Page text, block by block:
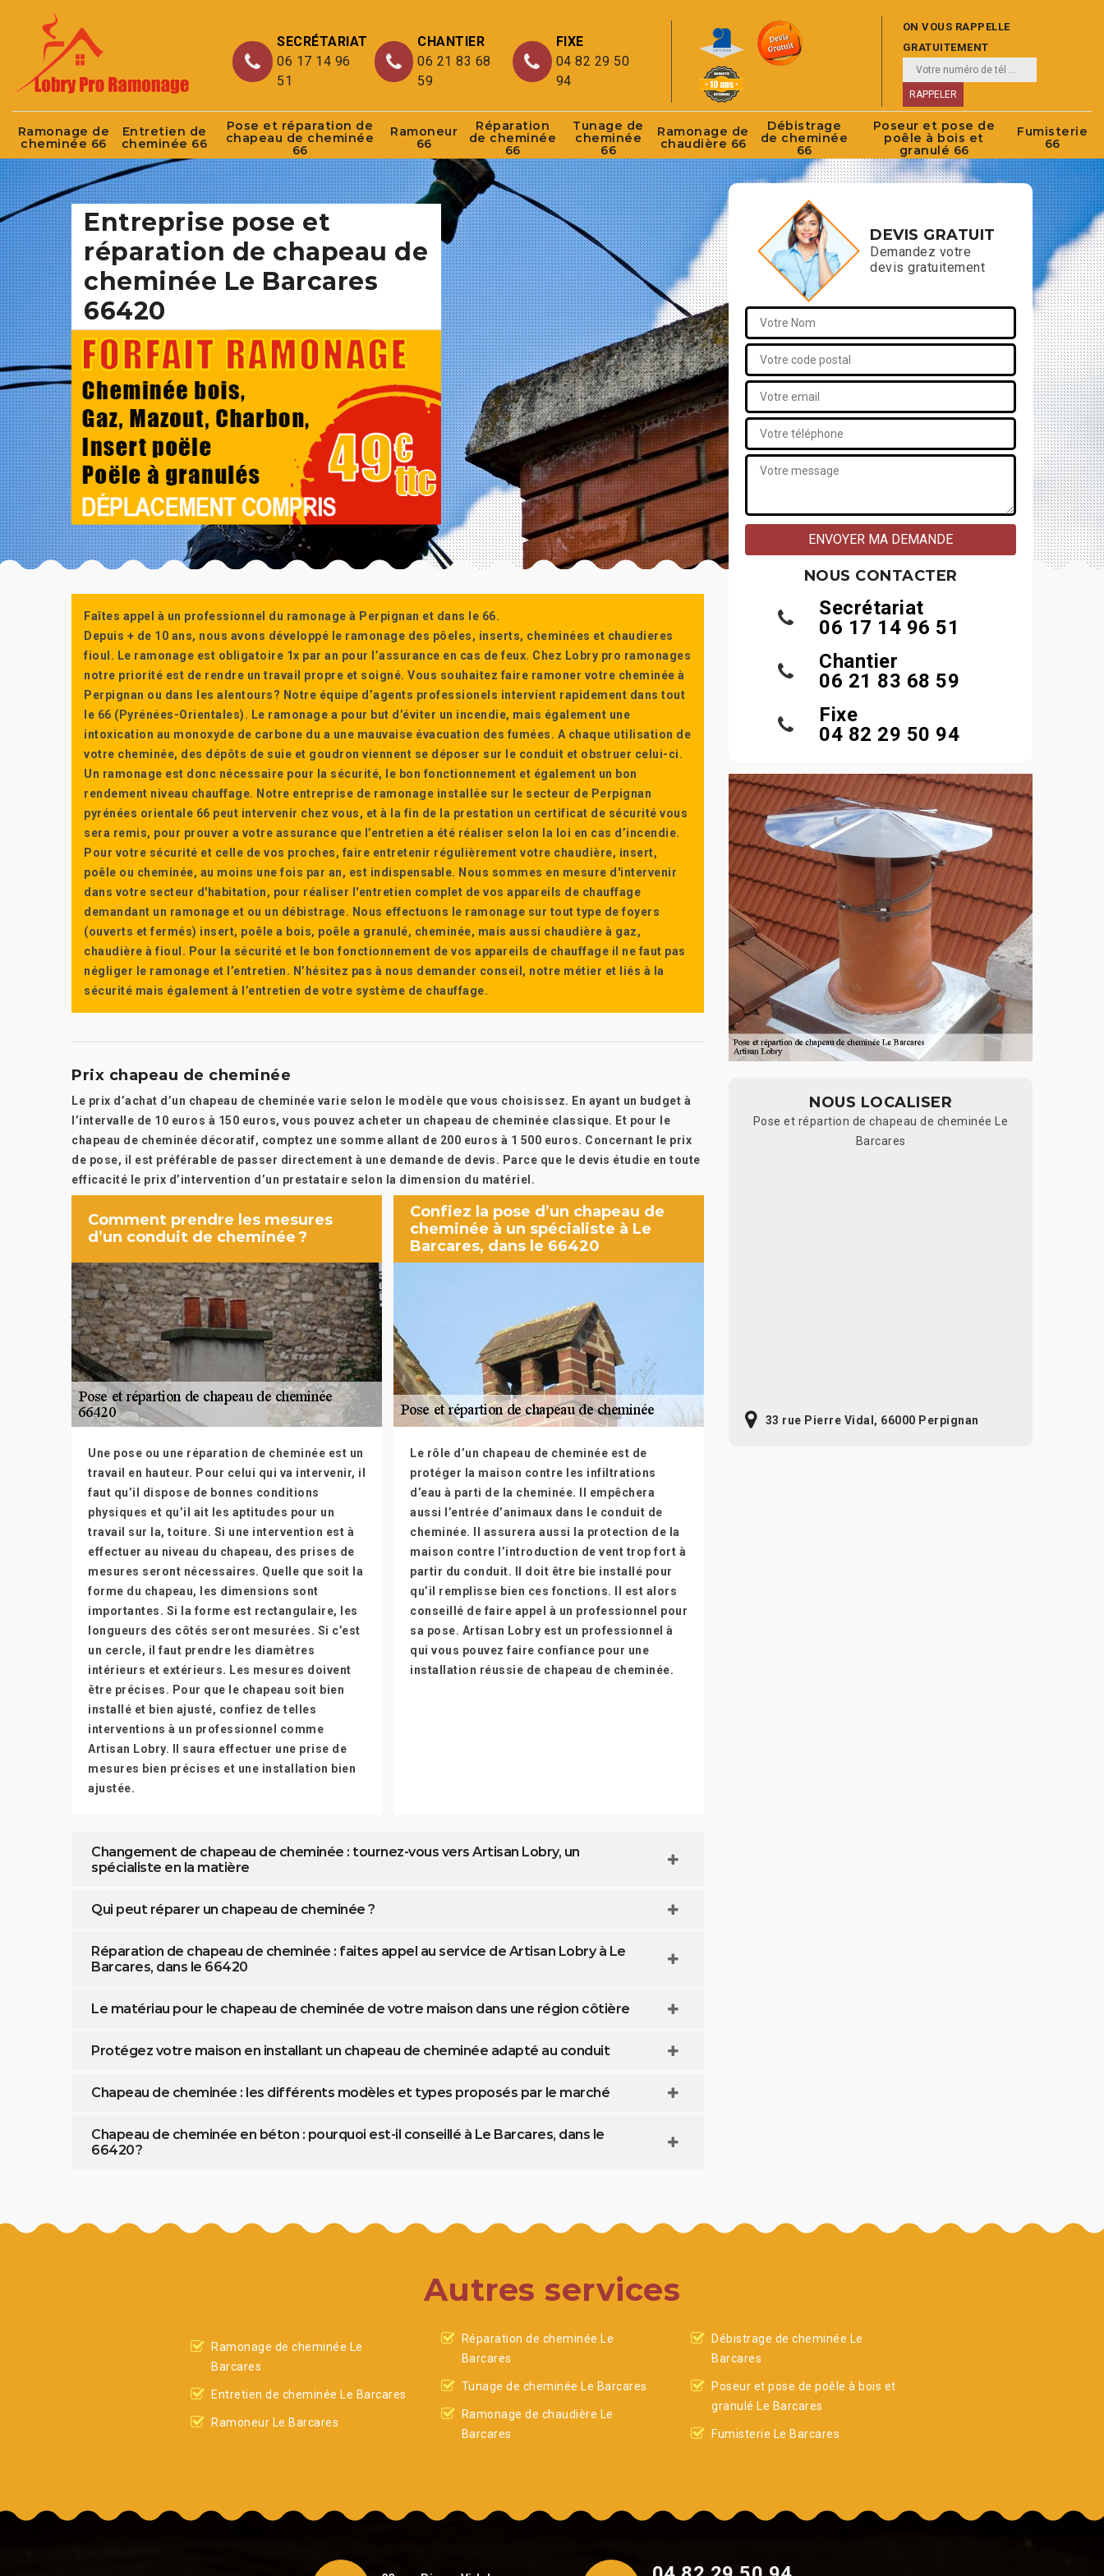
SECRÉTARIAT
06 17 14 96
51
CHANTIER
06 21 83 68
59
FIXE
04 82 29 50
94
ON VOUS RAPPELLE
GRATUITEMENT
Ramonage de
cheminée 66
Entretien de
cheminée 66
Pose et réparation de
chapeau de cheminée
66
Ramoneur
66
Réparation
de cheminée
66
Tunage de
cheminée
66
Ramonage de
chaudière 66
Débistrage
de cheminée
66
Poseur et pose de
poêle à bois et
granulé 66
Fumisterie
66
Entreprise pose et
réparation de chapeau de
cheminée Le Barcares
66420
Faîtes appel à un professionnel du ramonage à Perpignan et dans le 66.
Depuis + de 10 ans, nous avons développé le ramonage des pôeles, inserts, cheminées et chaudieres
fioul. Le ramonage est obligatoire 1x par an pour l’assurance en cas de feux. Chez Lobry pro ramonages
notre priorité est de rendre un travail propre et soigné. Vous souhaitez faire ramoner votre cheminée à
Perpignan ou dans les alentours? Notre équipe d’agents professionels intervient rapidement dans tout
le 66 (Pyrénées-Orientales). Le ramonage a pour but d’éviter un incendie, mais également une
intoxication au monoxyde de carbone du a une mauvaise évacuation des fumées. A chaque utilisation de
votre cheminée, des dépôts de suie et goudron viennent se déposer sur le conduit et obstruer celui-ci.
Un ramonage est donc nécessaire pour la sécurité, le bon fonctionnement et également un bon
rendement niveau chauffage. Notre entreprise de ramonage installée sur le secteur de Perpignan
pyrénées orientale 66 peut intervenir chez vous, et à la fin de la prestation un certificat de sécurité vous
sera remis, pour prouver a votre assurance que l’entretien a été réaliser selon la loi en cas d’incendie.
Pour votre sécurité et celle de vos proches, faire entretenir régulièrement votre chaudière, insert,
poêle ou cheminée, au moins une fois par an, est indispensable. Nous sommes en mesure d'intervenir
dans votre secteur d'habitation, pour réaliser l'entretien complet de vos appareils de chauffage
demandant un ramonage et ou un débistrage. Nous effectuons le ramonage sur tout type de foyers
(ouverts et fermés) insert, poêle a bois, poêle a granulé, cheminée, mais aussi chaudière à gaz,
chaudière à fioul. Pour la sécurité et le bon fonctionnement de vos appareils de chauffage il ne faut pas
négliger le ramonage et l’entretien. N’hésitez pas à nous demander conseil, notre métier et liés à la
sécurité mais également à l’entretien de votre système de chauffage.
Prix chapeau de cheminée
Le prix d’achat d’un chapeau de cheminée varie selon le modèle que vous choisissez. En ayant un budget à
l’intervalle de 10 euros à 150 euros, vous pouvez acheter un chapeau de cheminée classique. Et pour le
chapeau de cheminée décoratif, comptez une somme allant de 200 euros à 1 500 euros. Concernant le prix
de pose, il est préférable de passer directement à une demande de devis. Parce que le devis étudie en toute
efficacité le prix d’intervention d’un prestataire selon la dimension du matériel.
Comment prendre les mesures
d’un conduit de cheminée ?
Une pose ou une réparation de cheminée est un
travail en hauteur. Pour celui qui va intervenir, il
faut qu’il dispose de bonnes conditions
physiques et qu’il ait les aptitudes pour un
travail sur la, toiture. Si une intervention est à
effectuer au niveau du chapeau, des prises de
mesures seront nécessaires. Quelle que soit la
forme du chapeau, les dimensions sont
importantes. Si la forme est rectangulaire, les
longueurs des côtés seront mesurées. Si c’est
un cercle, il faut prendre les diamètres
intérieurs et extérieurs. Les mesures doivent
être précises. Pour que le chapeau soit bien
installé et bien ajusté, confiez de telles
interventions à un professionnel comme
Artisan Lobry. Il saura effectuer une prise de
mesures bien précises et une installation bien
ajustée.
Confiez la pose d’un chapeau de
cheminée à un spécialiste à Le
Barcares, dans le 66420
Le rôle d’un chapeau de cheminée est de
protéger la maison contre les infiltrations
d’eau à parti de la cheminée. Il empêchera
aussi l’entrée d’animaux dans le conduit de
cheminée. Il assurera aussi la protection de la
maison contre l’introduction de vent trop fort à
partir du conduit. Il doit être bie installé pour
qu’il remplisse bien ces fonctions. Il est alors
conseillé de faire appel à un professionnel pour
sa pose. Artisan Lobry est un professionnel à
qui vous pouvez faire confiance pour une
installation réussie de chapeau de cheminée.
Changement de chapeau de cheminée : tournez-vous vers Artisan Lobry, un
spécialiste en la matière
Qui peut réparer un chapeau de cheminée ?
Réparation de chapeau de cheminée : faites appel au service de Artisan Lobry à Le
Barcares, dans le 66420
Le matériau pour le chapeau de cheminée de votre maison dans une région côtière
Protégez votre maison en installant un chapeau de cheminée adapté au conduit
Chapeau de cheminée : les différents modèles et types proposés par le marché
Chapeau de cheminée en béton : pourquoi est-il conseillé à Le Barcares, dans le
66420 ?
DEVIS GRATUIT
Demandez votre
devis gratuitement
NOUS CONTACTER
Secrétariat
06 17 14 96 51
Chantier
06 21 83 68 59
Fixe
04 82 29 50 94
NOUS LOCALISER
Pose et répartion de chapeau de cheminée Le
Barcares
33 rue Pierre Vidal, 66000 Perpignan
Autres services
Ramonage de cheminée Le
Barcares
Entretien de cheminée Le Barcares
Ramoneur Le Barcares
Réparation de cheminée Le
Barcares
Tunage de cheminée Le Barcares
Ramonage de chaudière Le
Barcares
Débistrage de cheminée Le
Barcares
Poseur et pose de poêle à bois et
granulé Le Barcares
Fumisterie Le Barcares